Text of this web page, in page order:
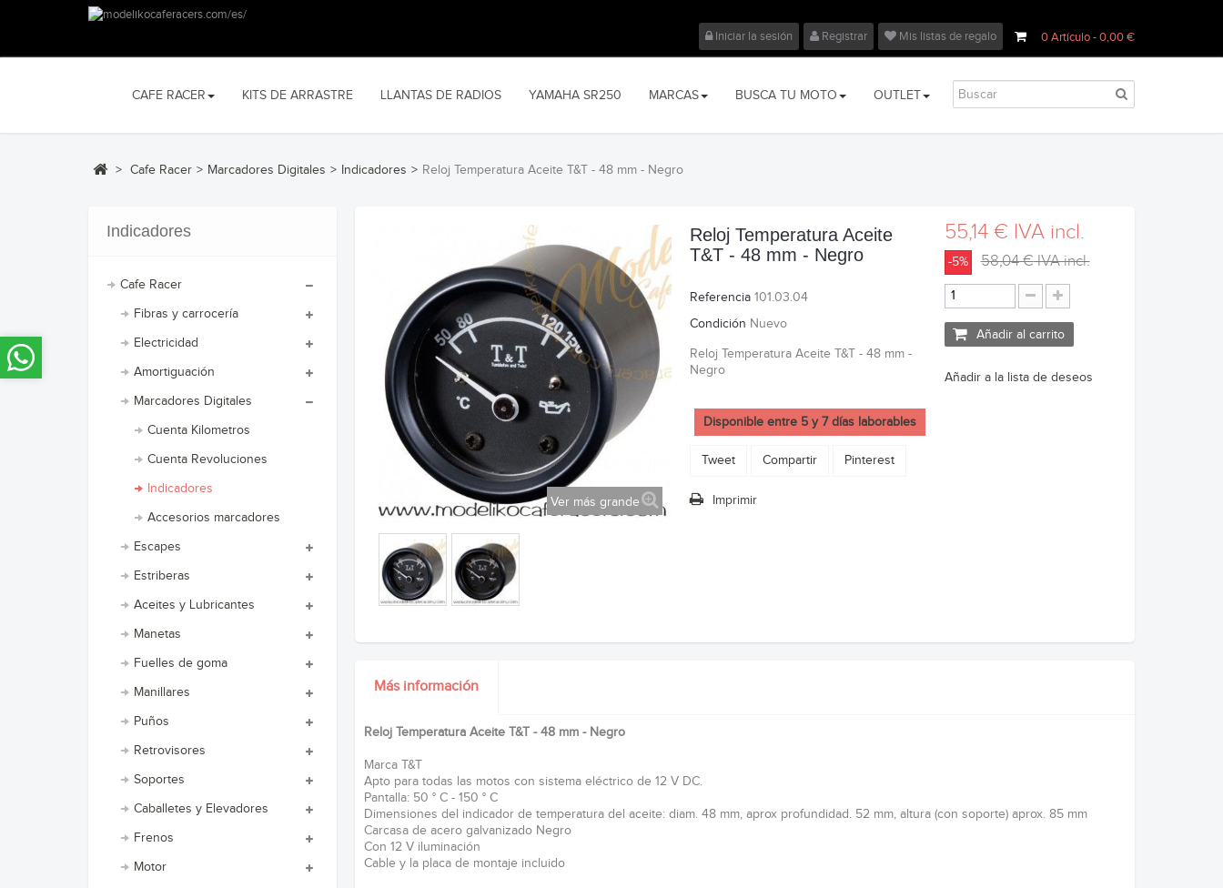
0Artículo- 0,00 €
Iniciar la sesión Registrar Mis listas de regalo
CAFE RACER KITS DE ARRASTRE LLANTAS DE RADIOS YAMAHA SR250 MARCAS BUSCA TU MOTO OUTLET
> Cafe Racer > Marcadores Digitales > Indicadores > Reloj Temperatura Aceite T&T - 48 mm - Negro
Indicadores
Cafe Racer
Fibras y carrocería
Electricidad
Amortiguación
Marcadores Digitales
Cuenta Kilometros
Cuenta Revoluciones
Indicadores
Accesorios marcadores
Escapes
Estriberas
Aceites y Lubricantes
Manetas
Fuelles de goma
Manillares
Puños
Retrovisores
Soportes
Caballetes y Elevadores
Frenos
Motor
Ver más grande
Reloj Temperatura Aceite
T&T - 48 mm - Negro
Referencia 101.03.04
Condición Nuevo
Reloj Temperatura Aceite T&T - 48 mm -
Negro
Disponible entre 5 y 7 días laborables
Tweet Compartir Pinterest
Imprimir
55,14 € IVA incl.
-5% 58,04 €IVA incl.
Añadir al carrito
Añadir a la lista de deseos
Más información
Reloj Temperatura Aceite T&T - 48 mm - Negro
Marca T&T
Apto para todas las motos con sistema eléctrico de 12 V DC.
Pantalla: 50 ° C - 150 ° C
Dimensiones del indicador de temperatura del aceite: diam. 48 mm, aprox profundidad. 52 mm, altura (con soporte) aprox. 85 mm
Carcasa de acero galvanizado Negro
Con 12 V iluminación
Cable y la placa de montaje incluido